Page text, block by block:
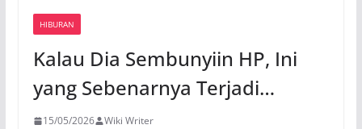
HIBURAN
Kalau Dia Sembunyiin HP, Ini
yang Sebenarnya Terjadi…
15/05/2026 Wiki Writer